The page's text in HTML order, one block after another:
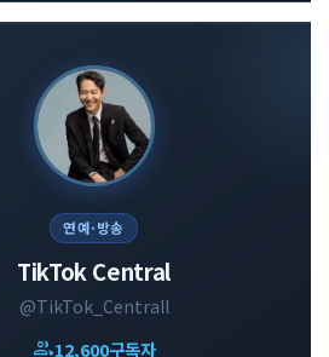
연예·방송
TikTok Central
@TikTok_Centrall
group12,600구독자